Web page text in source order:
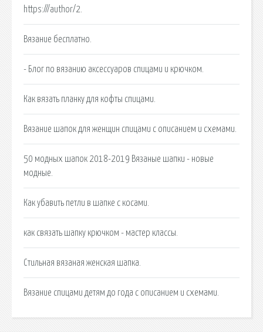
https:///author/2.
Вязание бесплатно.
- Блог по вязанию аксессуаров спицами и крючком.
Как вязать планку для кофты спицами.
Вязание шапок для женщин спицами с описанием и схемами.
50 модных шапок 2018-2019 Вязаные шапки - новые
модные.
Как убавить петли в шапке с косами.
как связать шапку крючком - мастер классы.
Стильная вязаная женская шапка.
Вязание спицами детям до года с описанием и схемами.